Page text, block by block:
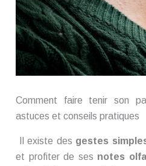
Comment faire tenir son
astuces et conseils pratiques
Il existe des gestes
et profiter de ses notes